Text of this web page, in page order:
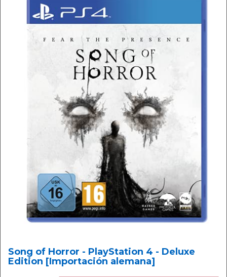
Song of Horror - PlayStation 4 - Deluxe
Edition [Importación alemana]